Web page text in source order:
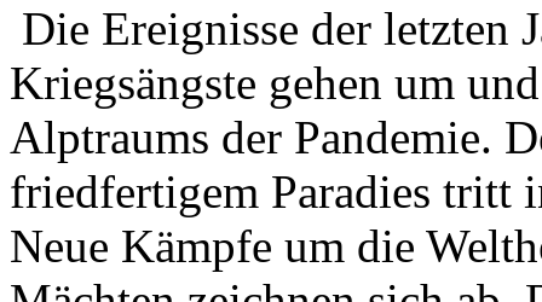
Die Ereignisse der letzten
Kriegsängste gehen um
Alptraums der Pandemie.
friedfertigem Paradies tritt
Neue Kämpfe um die